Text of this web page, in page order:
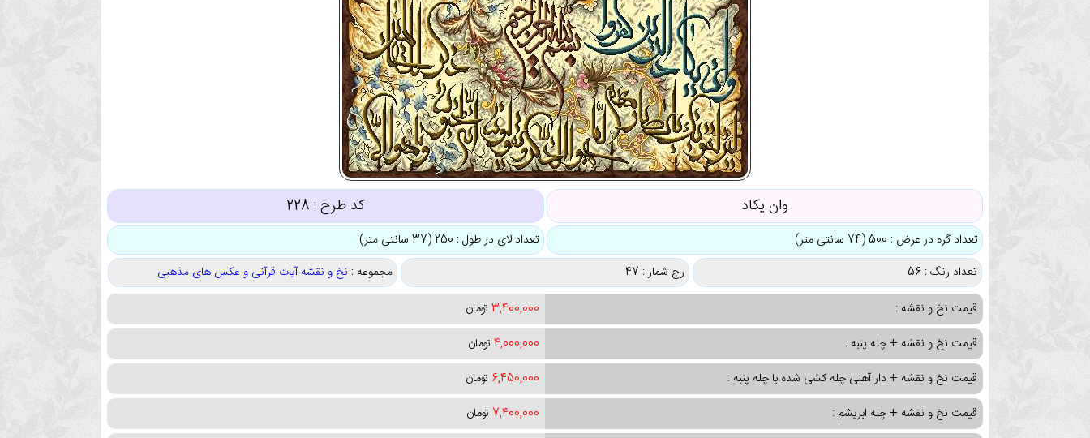
وان یکاد کد طرح : 228
تعداد گره در عرض : 500 (74 سانتی متر)
تعداد لای در طول : 250 (37 سانتی متر)
تعداد رنگ : 56
رج شمار : 47 مجموعه : نخ و نقشه آیات قرآنی و عکس های مذهبی
قیمت نخ و نقشه :
3,400,000 تومان
قیمت نخ و نقشه + چله پنبه :
4,000,000 تومان
قیمت نخ و نقشه + دار آهنی چله کشی شده با چله پنبه :
6,450,000 تومان
قیمت نخ و نقشه + چله ابریشم :
7,400,000 تومان